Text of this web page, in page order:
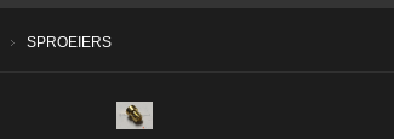
SPROEIERS